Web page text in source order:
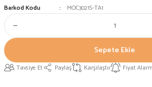
Barkod Kodu
MOC3021S-TA1
Sepete Ekle
Tavsiye Et Paylaş Karşılaştır Fiyat